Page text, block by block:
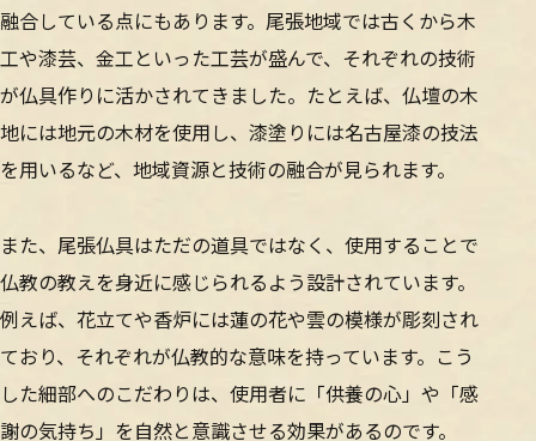
融合している点にもあります。尾張地域では古くから木
工や漆芸、金工といった工芸が盛んで、それぞれの技術
が仏具作りに活かされてきました。たとえば、仏壇の木
地には地元の木材を使用し、漆塗りには名古屋漆の技法
を用いるなど、地域資源と技術の融合が見られます。
また、尾張仏具はただの道具ではなく、使用することで
仏教の教えを身近に感じられるよう設計されています。
例えば、花立てや香炉には蓮の花や雲の模様が彫刻され
ており、それぞれが仏教的な意味を持っています。こう
した細部へのこだわりは、使用者に「供養の心」や「感
謝の気持ち」を自然と意識させる効果があるのです。